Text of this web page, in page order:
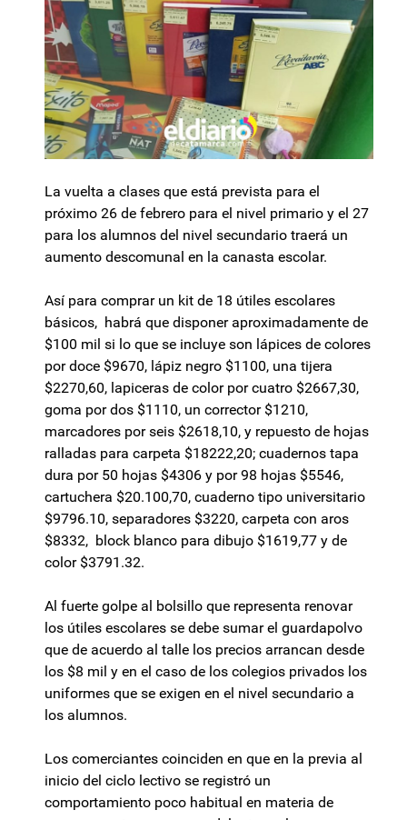
La vuelta a clases que está prevista para el
próximo 26 de febrero para el nivel primario y el 27
para los alumnos del nivel secundario traerá un
aumento descomunal en la canasta escolar.
Así para comprar un kit de 18 útiles escolares
básicos, habrá que disponer aproximadamente de
$100 mil si lo que se incluye son lápices de colores
por doce $9670, lápiz negro $1100, una tijera
$2270,60, lapiceras de color por cuatro $2667,30,
goma por dos $1110, un corrector $1210,
marcadores por seis $2618,10, y repuesto de hojas
ralladas para carpeta $18222,20; cuadernos tapa
dura por 50 hojas $4306 y por 98 hojas $5546,
cartuchera $20.100,70, cuaderno tipo universitario
$9796.10, separadores $3220, carpeta con aros
$8332, block blanco para dibujo $1619,77 y de
color $3791.32.
Al fuerte golpe al bolsillo que representa renovar
los útiles escolares se debe sumar el guardapolvo
que de acuerdo al talle los precios arrancan desde
los $8 mil y en el caso de los colegios privados los
uniformes que se exigen en el nivel secundario a
los alumnos.
Los comerciantes coinciden en que en la previa al
inicio del ciclo lectivo se registró un
comportamiento poco habitual en materia de